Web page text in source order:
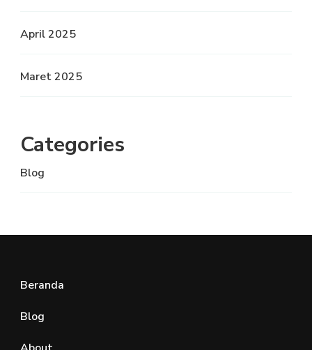
April 2025
Maret 2025
Categories
Blog
Beranda
Blog